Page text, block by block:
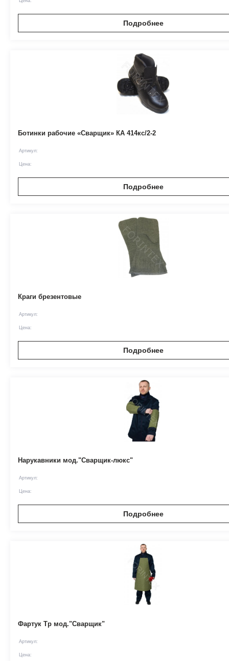
Подробнее
Ботинки рабочие «Сварщик» КА 414кс/2-2
Артикул:
Цена:
Подробнее
Краги брезентовые
Артикул:
Цена:
Подробнее
Нарукавники мод."Сварщик-люкс"
Артикул:
Цена:
Подробнее
Фартук Тр мод."Сварщик"
Артикул:
Цена: